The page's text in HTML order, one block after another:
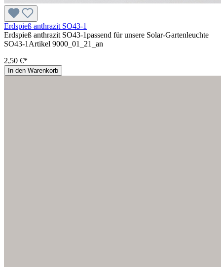
Erdspieß anthrazit SO43-1
Erdspieß anthrazit SO43-1passend für unsere Solar-Gartenleuchte
SO43-1Artikel 9000_01_21_an
2,50 €*
In den Warenkorb